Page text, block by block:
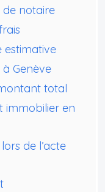
de notaire
estimative
Genève
total
immobilier en
de l’acte